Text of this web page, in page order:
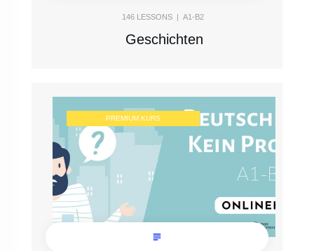
146LESSONS | A1-B2
Geschichten
PREMIUM KURS